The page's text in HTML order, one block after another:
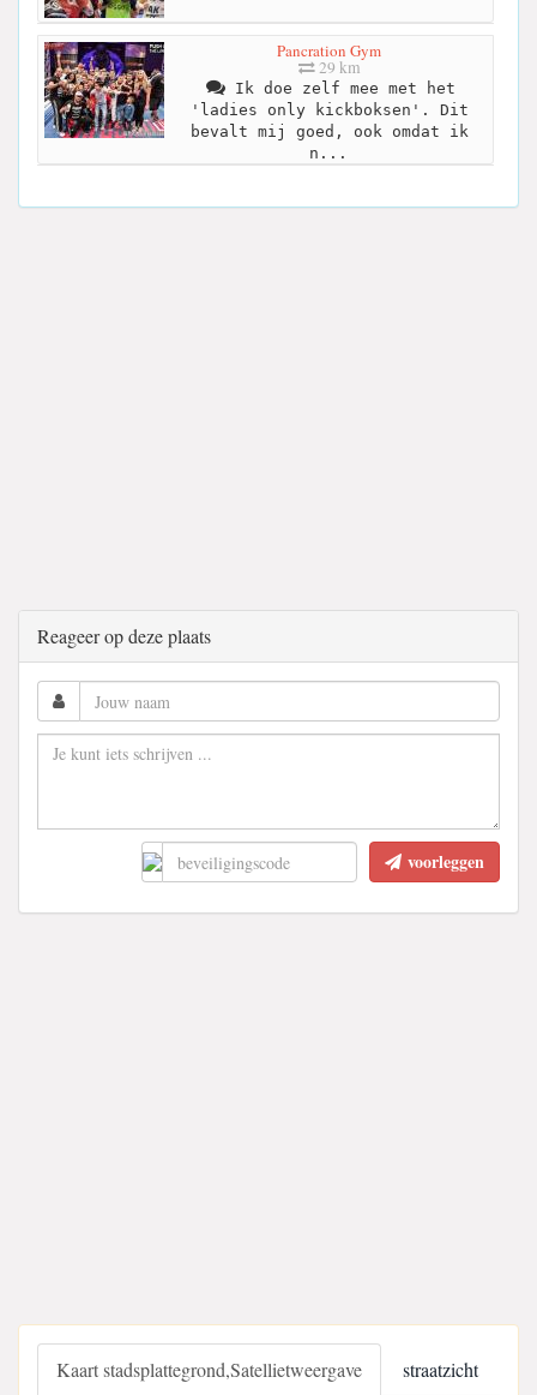
Pancration Gym
29 km
Ik doe zelf mee met het
'ladies only kickboksen'. Dit
bevalt mij goed, ook omdat ik
n...
Reageer op deze plaats
voorleggen
Kaart stadsplattegrond,Satellietweergave straatzicht